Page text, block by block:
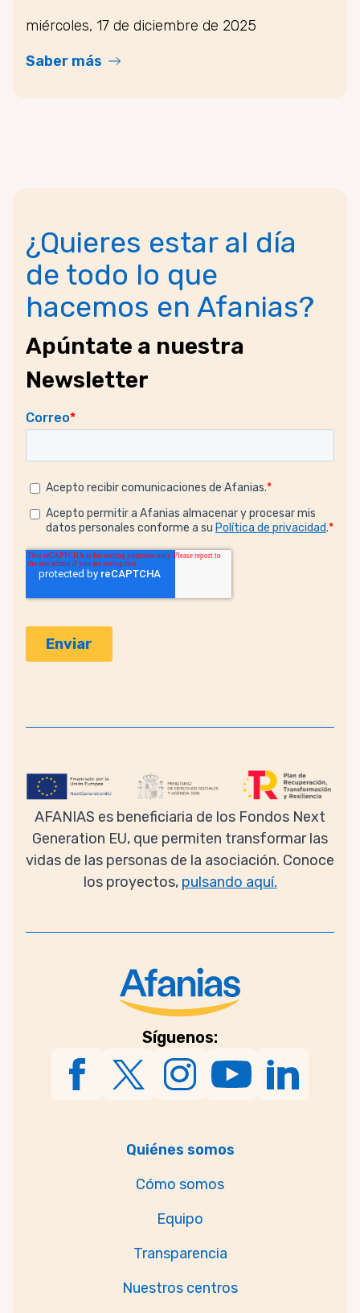
miércoles, 17 de diciembre de 2025
Saber más
¿Quieres estar al día
de todo lo que
hacemos en Afanias?
Apúntate a nuestra
Newsletter
AFANIAS es beneficiaria de los Fondos Next
Generation EU, que permiten transformar las
vidas de las personas de la asociación. Conoce
los proyectos, pulsando aquí.
Síguenos:
Quiénes somos
Cómo somos
Equipo
Transparencia
Nuestros centros